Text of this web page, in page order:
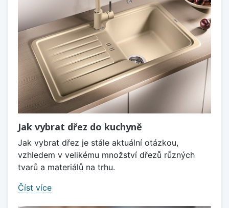
Jak vybrat dřez do kuchyně
Jak vybrat dřez je stále aktuální otázkou,
vzhledem v velikému množství dřezů různých
tvarů a materiálů na trhu.
Číst více